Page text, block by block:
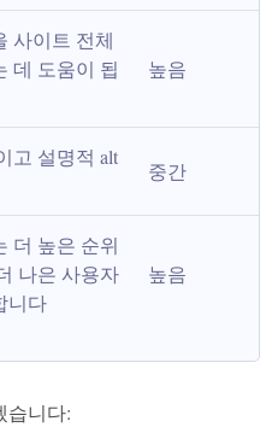
사이트 전체
데 도움이 됩
높음
고 설명적 alt
중간
더 높은 순위
나은 사용자
니다
높음
습니다: